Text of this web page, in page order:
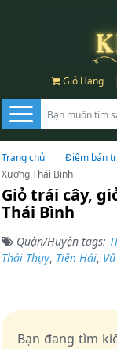
Giỏ Hàng |
Trang chủ Điểm bán
Xương Thái Bình
Giỏ trái cây,
Thái Bình
Quận/Huyện tags:
Thái Thụy, Tiền Hải,
Bạn đang tìm